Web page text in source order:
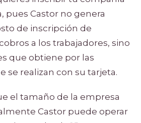
pues Castor no genera
de inscripción de
a los trabajadores, sino
que obtiene por las
se realizan con su tarjeta.
el tamaño de la empresa
Castor puede operar